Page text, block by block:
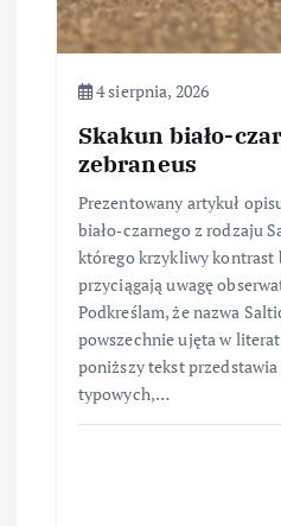
4 sierpnia, 2026
Skakun biało-
zebraneus
Prezentowany artykuł
biało‑czarnego z rodzaju
którego krzykliwy kontrast
przyciągają uwagę
Podkreślam, że nazwa
powszechnie ujęta w
poniższy tekst
typowych,…